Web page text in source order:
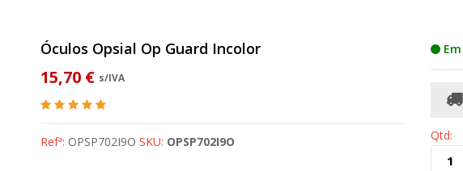
Óculos Opsial Op Guard Incolor
15,70 € s/IVA
Refª: OPSP702I9O SKU: OPSP702I9O Qtd: